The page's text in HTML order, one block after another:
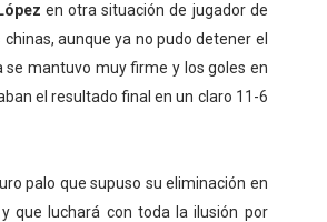
en otra situación de jugador de
aunque ya no pudo detener el
se mantuvo muy firme y los goles en
el resultado final en un claro 11-6
palo que supuso su eliminación en
que luchará con toda la ilusión por